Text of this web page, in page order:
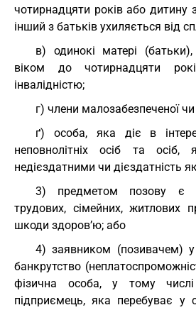
чотирнадцяти років або дитину
інший з батьків ухиляється від
в) одинокі матері
віком до чотирнадцяти
інвалідністю;
г) члени малозабезпеченої чи
ґ) особа, яка діє в
неповнолітніх осіб та осіб,
недієздатними чи дієздатність
3) предметом позову є
трудових, сімейних, житлових
шкоди здоров’ю; або
4) заявником (позивачем)
банкрутство
фізична особа, у тому
підприємець, яка перебуває у